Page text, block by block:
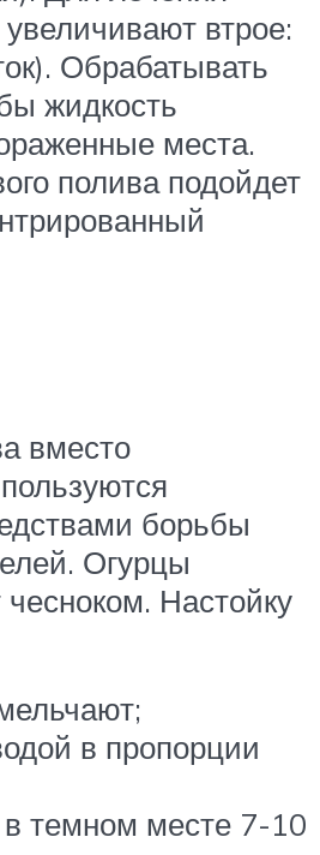
втрое:
Обрабатывать
жидкость
места.
полива подойдет
вместо
борьбы
Огурцы
Настойку
в пропорции
темном месте 7-10